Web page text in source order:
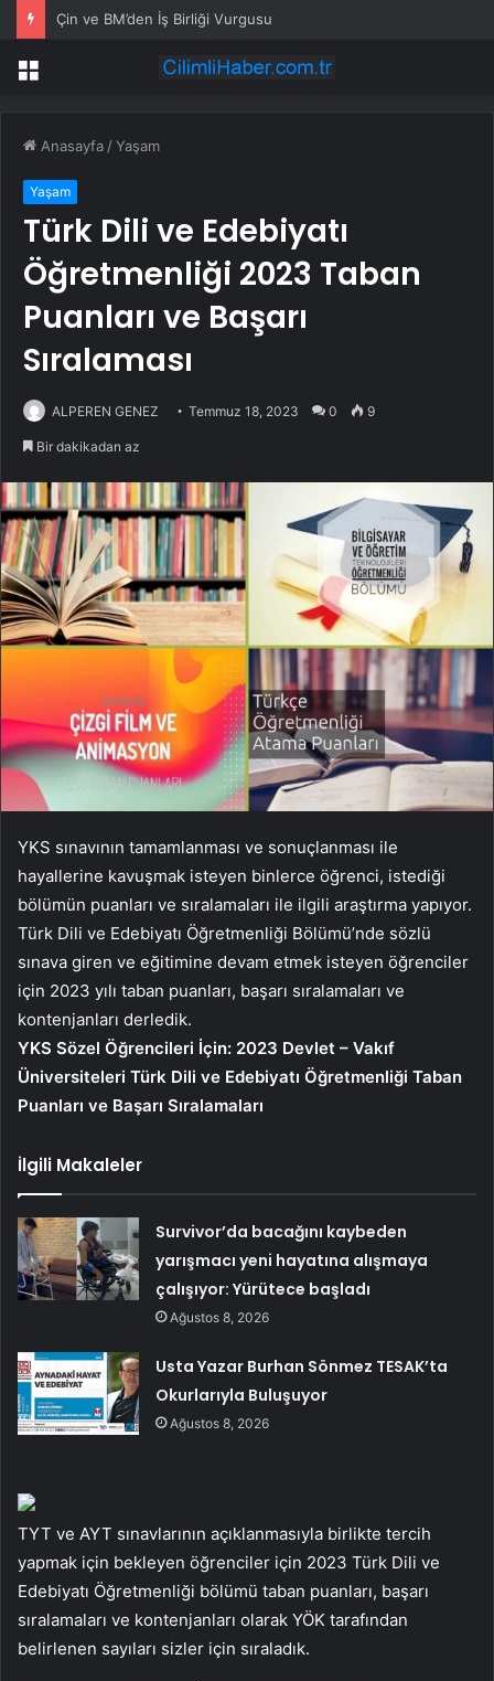
Çin ve BM’den İş Birliği Vurgusu
Menü
Anasayfa /Yaşam
Yaşam
Türk Dili ve Edebiyatı
Öğretmenliği 2023 Taban
Puanları ve Başarı
Sıralaması
ALPEREN GENEZ Temmuz 18, 2023 0 9
Bir dakikadan az
YKS sınavının tamamlanması ve sonuçlanması ile
hayallerine kavuşmak isteyen binlerce öğrenci, istediği
bölümün puanları ve sıralamaları ile ilgili araştırma yapıyor.
Türk Dili ve Edebiyatı Öğretmenliği Bölümü’nde sözlü
sınava giren ve eğitimine devam etmek isteyen öğrenciler
için 2023 yılı taban puanları, başarı sıralamaları ve
kontenjanları derledik.
YKS Sözel Öğrencileri İçin: 2023 Devlet – Vakıf
Üniversiteleri Türk Dili ve Edebiyatı Öğretmenliği Taban
Puanları ve Başarı Sıralamaları
İlgili Makaleler
Survivor’da bacağını kaybeden
yarışmacı yeni hayatına alışmaya
çalışıyor: Yürütece başladı
Ağustos 8, 2026
Usta Yazar Burhan Sönmez TESAK’ta
Okurlarıyla Buluşuyor
Ağustos 8, 2026
TYT ve AYT sınavlarının açıklanmasıyla birlikte tercih
yapmak için bekleyen öğrenciler için 2023 Türk Dili ve
Edebiyatı Öğretmenliği bölümü taban puanları, başarı
sıralamaları ve kontenjanları olarak YÖK tarafından
belirlenen sayıları sizler için sıraladık.